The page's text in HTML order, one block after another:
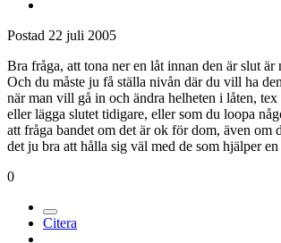
Postad 22 juli 2005
Bra fråga, att tona ner en låt innan den är slut är
Och du måste ju få ställa nivån där du vill ha
när man vill gå in och ändra helheten i låten,
eller lägga slutet tidigare, eller som du loopa
att fråga bandet om det är ok för dom, även om
det ju bra att hålla sig väl med de som hjälper
0
Citera